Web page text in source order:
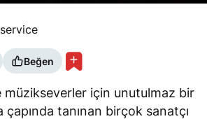
Beğen
müzikseverler için unutulmaz bir
çapında tanınan birçok sanatçı